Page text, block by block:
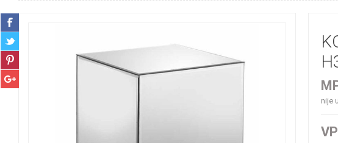
nije